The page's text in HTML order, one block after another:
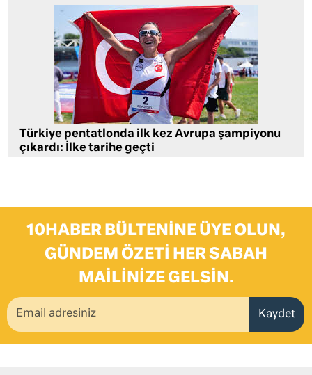
Türkiye pentatlonda ilk kez Avrupa şampiyonu
çıkardı: İlke tarihe geçti
10HABER BÜLTENINE ÜYE OLUN,
GÜNDEM ÖZETI HER SABAH
MAILINIZE GELSIN.
Kaydet